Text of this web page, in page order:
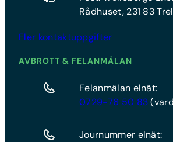
Rådhuset, 231 83
Fler kontaktuppgifter
AVBROTT & FELANMÄLAN
Felanmälan elnät:
0729-76 50 83
Journummer elnät: